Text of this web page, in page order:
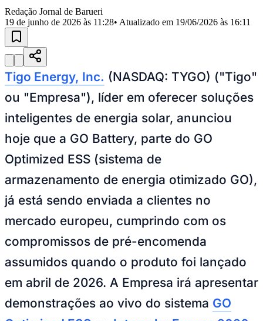
RegiãoCotiaCruz PretaEngenho Novo
MilitarItapeviJandira Jardim AudirJardim BelvalJardim
EsperançaJardim Graziela
JulioJardim Líbano
MutingaJardim Paraíso
Luís Jardim São Pedro Jardim São SilvestreJardim SilveiraJardim
TupãJardim TupanciMutinga
CamargosParque ImperialParque Santa LuziaParque VianaPirapora
ParnaíbaSilveiraTamboréVale do Sol Vila BarrosVila Boa Vista
do Conde
Vila Engenho Novo
Vila Nossa Sra. da
Escada Vila Porto Votupoca
Para Sua Empresa
Guia de Empresas
Divulgar Vagas
Publicidade Legal
Negócios Regionais
Segurança Regional
Hospitais Estaduais
Parques & Represas
Cidades da Região
Santana de ParnaíbaOsasco CarapicuíbaJandira Itapevi Cotia Pirapora
do Bom JesusAraçariguamaCajamarCaieirasFranco da
Rocha Francisco Morato Taboão da Serra Embu das Artes
São Roque
Redação Jornal de Barueri
19 de junho de 2026 às 11:28• Atualizado em 19/06/2026 às 16:11
Tigo Energy, Inc. (NASDAQ: TYGO) ("Tigo"
ou "Empresa"), líder em oferecer soluções
inteligentes de energia solar, anunciou
hoje que a GO Battery, parte do GO
Optimized ESS (sistema de
armazenamento de energia otimizado GO),
já está sendo enviada a clientes no
mercado europeu, cumprindo com os
compromissos de pré-encomenda
assumidos quando o produto foi lançado
em abril de 2026. A Empresa irá apresentar
demonstrações ao vivo do sistema GO